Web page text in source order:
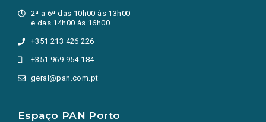
2ª a 6ª das 10h00 às 13h00
e das 14h00 às 16h00
+351 213 426 226
+351 969 954 184
geral@pan.com.pt
Espaço PAN Porto